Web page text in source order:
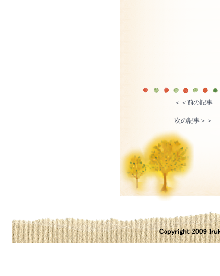
＜＜前の記事
次の記事＞＞